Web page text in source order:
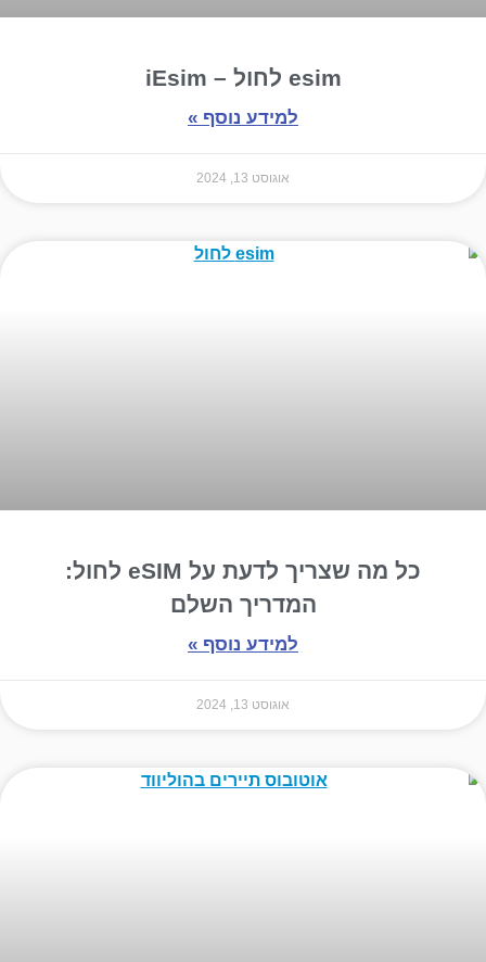
esim לחול – iEsim
למידע נוסף »
אוגוסט 13, 2024
כל מה שצריך לדעת על eSIM לחול:
המדריך השלם
למידע נוסף »
אוגוסט 13, 2024